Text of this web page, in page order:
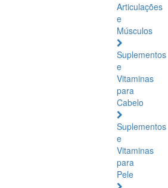
Articulações
e
Músculos
Suplementos
e
Vitaminas
para
Cabelo
Suplementos
e
Vitaminas
para
Pele